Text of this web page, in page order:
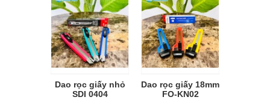
Dao rọc giấy nhỏ
SDI 0404
Dao rọc giấy 18mm
FO-KN02